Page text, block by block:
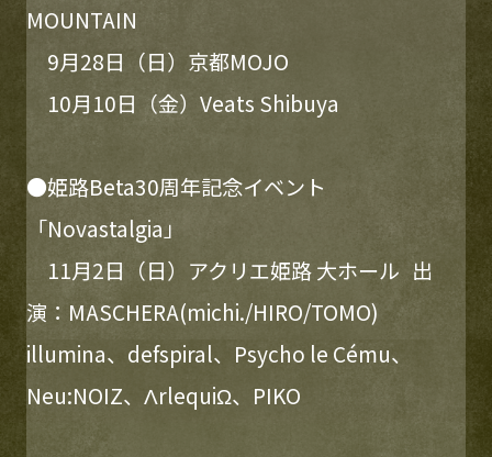
MOUNTAIN
9月28日（日）京都MOJO
10月10日（金）Veats Shibuya
●姫路Beta30周年記念イベント
「Novastalgia」
11月2日（日）アクリエ姫路 大ホール 出
演：MASCHERA(michi./HIRO/TOMO)
illumina、defspiral、Psycho le Cému、
Neu:NOIZ、ΛrlequiΩ、PIKO